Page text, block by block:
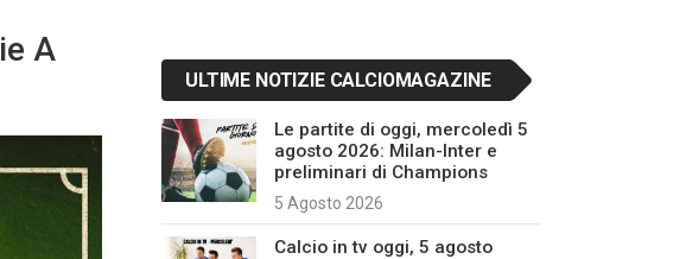
A
ULTIME NOTIZIE CALCIOMAGAZINE
Le partite di oggi, mercoledì 5
agosto 2026: Milan-Inter e
preliminari di Champions
5 Agosto 2026
Calcio in tv oggi, 5 agosto